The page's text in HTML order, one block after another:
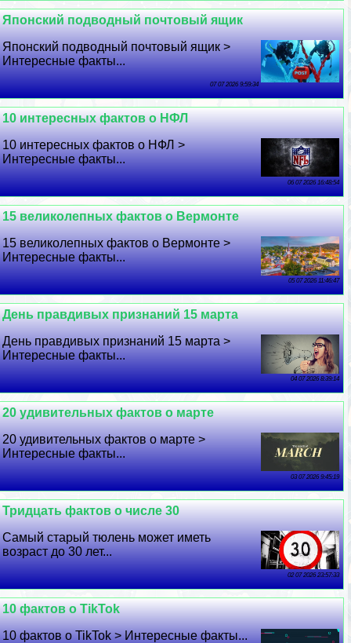
Японский подводный почтовый ящик
Японский подводный почтовый ящик >
Интересные факты...
07 07 2026 9:59:34
10 интересных фактов о НФЛ
10 интересных фактов о НФЛ >
Интересные факты...
06 07 2026 16:48:54
15 великолепных фактов о Вермонте
15 великолепных фактов о Вермонте >
Интересные факты...
05 07 2026 11:46:47
День правдивых признаний 15 марта
День правдивых признаний 15 марта >
Интересные факты...
04 07 2026 8:39:14
20 удивительных фактов о марте
20 удивительных фактов о марте >
Интересные факты...
03 07 2026 9:45:19
Тридцать фактов о числе 30
Самый старый тюлень может иметь
возраст до 30 лет...
02 07 2026 23:57:33
10 фактов о TikTok
10 фактов о TikTok > Интересные факты...